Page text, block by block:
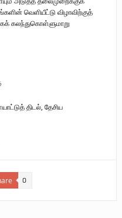
வெளியீட்டு விழாவிற்குத்
கலந்துகொள்ளுமாறு
திடல், தேசிய
0